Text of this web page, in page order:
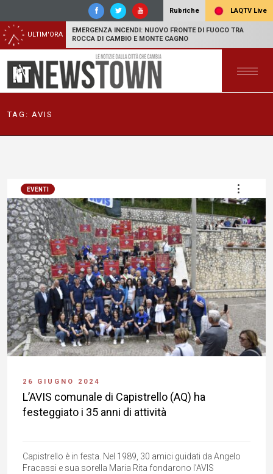
Rubriche LAQTV Live
ULTIM'ORA
EMERGENZA INCENDI: NUOVO FRONTE DI FUOCO TRA
ROCCA DI CAMBIO E MONTE CAGNO
TAG: AVIS
EVENTI
26 GIUGNO 2024
L’AVIS comunale di Capistrello (AQ) ha
festeggiato i 35 anni di attività
Capistrello è in festa. Nel 1989, 30 amici guidati da Angelo
Fracassi e sua sorella Maria Rita fondarono l’AVIS